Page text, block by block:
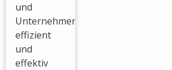
und
Unternehmenskommunikation
effizient
und
effektiv